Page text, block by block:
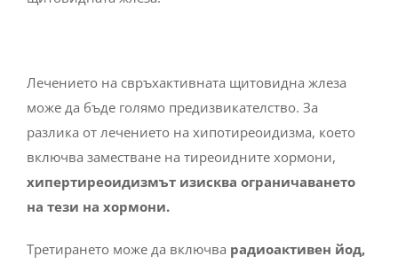
Лечението на свръхактивната щитовидна жлеза
може да бъде голямо предизвикателство. За
разлика от лечението на хипотиреоидизма, което
включва заместване на тиреоидните хормони,
хипертиреоидизмът изисква ограничаването
на тези на хормони.
Третирането може да включва радиоактивен йод,